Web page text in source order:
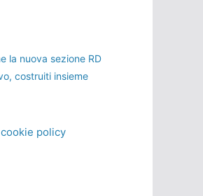
la nuova sezione RD
costruiti insieme
policy